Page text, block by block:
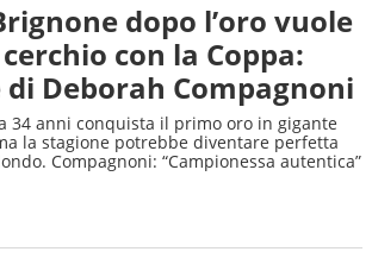
dopo l’oro vuole
con la Coppa:
di Deborah Compagnoni
34 anni conquista il primo oro in gigante
la stagione potrebbe diventare perfetta
Compagnoni: “Campionessa autentica”